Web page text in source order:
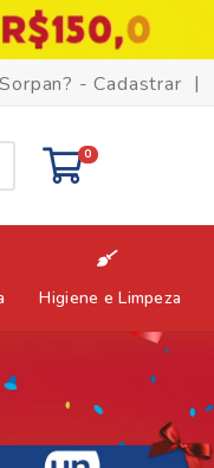
- Cadastrar |
0
Higiene e Limpeza